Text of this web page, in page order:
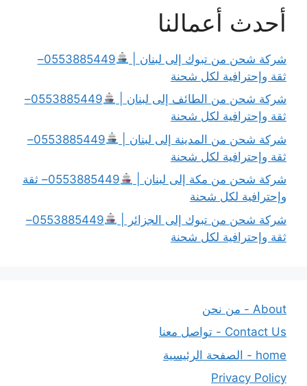
أحدث أعمالنا
شركة شحن من تبوك إلى لبنان |
0553885449–
ثقة وإحترافية لكل شحنة
شركة شحن من الطائف إلى لبنان |
0553885449–
ثقة وإحترافية لكل شحنة
شركة شحن من المدينة إلى لبنان |
0553885449–
ثقة وإحترافية لكل شحنة
شركة شحن من مكة إلى لبنان |
0553885449– ثقة
وإحترافية لكل شحنة
شركة شحن من تبوك إلى الجزائر |
0553885449–
ثقة وإحترافية لكل شحنة
About - من نحن
Contact Us - تواصل معنا
home - الصفحة الرئيسية
Privacy Policy